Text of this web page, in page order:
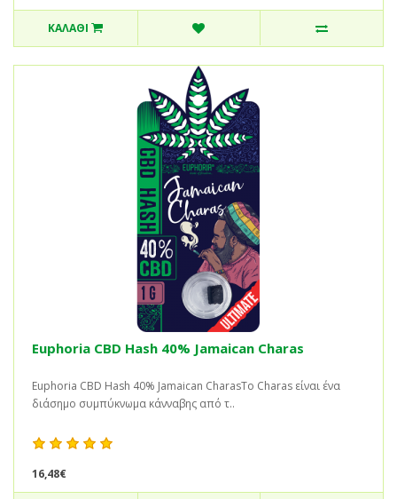
ΚΑΛΆΘΙ
Euphoria CBD Hash 40% Jamaican Charas
Euphoria CBD Hash 40% Jamaican CharasΤο Charas είναι ένα
διάσημο συμπύκνωμα κάνναβης από τ..
16,48€